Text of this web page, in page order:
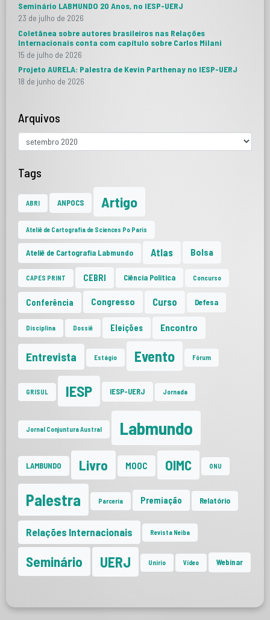
Seminário LABMUNDO 20 Anos, no IESP-UERJ
23 de julho de 2026
Coletânea sobre autores brasileiros nas Relações
Internacionais conta com capítulo sobre Carlos Milani
15 de julho de 2026
Projeto AURELA: Palestra de Kevin Parthenay no IESP-UERJ
18 de junho de 2026
Arquivos
Tags
ABRI ANPOCS Artigo
Ateliê de Cartografia de Sciences Po Paris
Ateliê de Cartografia Labmundo Atlas Bolsa
CAPES PRINT CEBRI Ciência Política Concurso
Conferência Congresso Curso Defesa
Disciplina Dossiê Eleições Encontro
Entrevista Estágio Evento Fórum
GRISUL IESP IESP-UERJ Jornada
Jornal Conjuntura Austral Labmundo
LAMBUNDO Livro MOOC OIMC ONU
Palestra Parceria Premiação Relatório
Relações Internacionais Revista Neiba
Seminário UERJ Unirio Vídeo Webinar